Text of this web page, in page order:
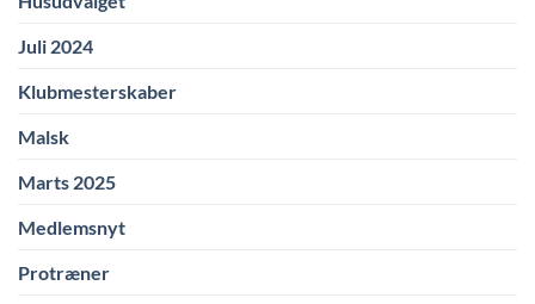
Juli 2024
Klubmesterskaber
Malsk
Marts 2025
Medlemsnyt
Protræner